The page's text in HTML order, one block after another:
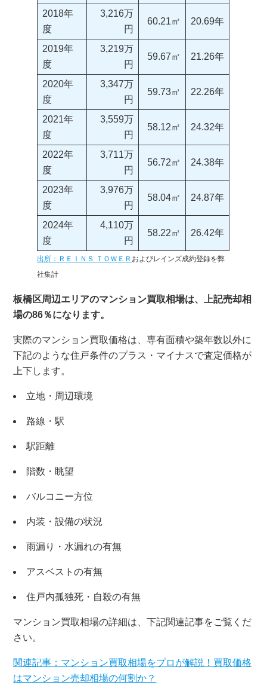
×
10時～18時/水曜日定休
2018年
度
3,216万
円
60.21㎡ 20.69年
2019年
度
3,219万
円
59.67㎡ 21.26年
2020年
度
3,347万
円
59.73㎡ 22.26年
2021年
度
3,559万
円
58.12㎡ 24.32年
2022年
度
3,711万
円
56.72㎡ 24.38年
2023年
度
3,976万
円
58.04㎡ 24.87年
2024年
度
4,110万
円
58.22㎡ 26.42年
出所：ＲＥＩＮＳ ＴＯＷＥＲ およびレインズ成約登録を弊
社集計
板橋区周辺エリアのマンション買取相場は、上記売却相
場の86％になります。
実際のマンション買取価格は、専有面積や築年数以外に
下記のような住戸条件のプラス・マイナスで査定価格が
上下します。
立地・周辺環境
路線・駅
駅距離
階数・眺望
バルコニー方位
内装・設備の状況
雨漏り・水漏れの有無
アスベストの有無
住戸内孤独死・自殺の有無
マンション買取相場の詳細は、下記関連記事をご覧くだ
さい。
関連記事：マンション買取相場をプロが解説！買取価格
はマンション売却相場の何割か？